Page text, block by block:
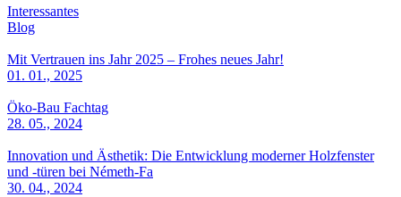
Interessantes
Blog
Mit Vertrauen ins Jahr 2025 – Frohes neues Jahr!
01. 01., 2025
Öko-Bau Fachtag
28. 05., 2024
Innovation und Ästhetik: Die Entwicklung moderner Holzfenster
und -türen bei Németh-Fa
30. 04., 2024